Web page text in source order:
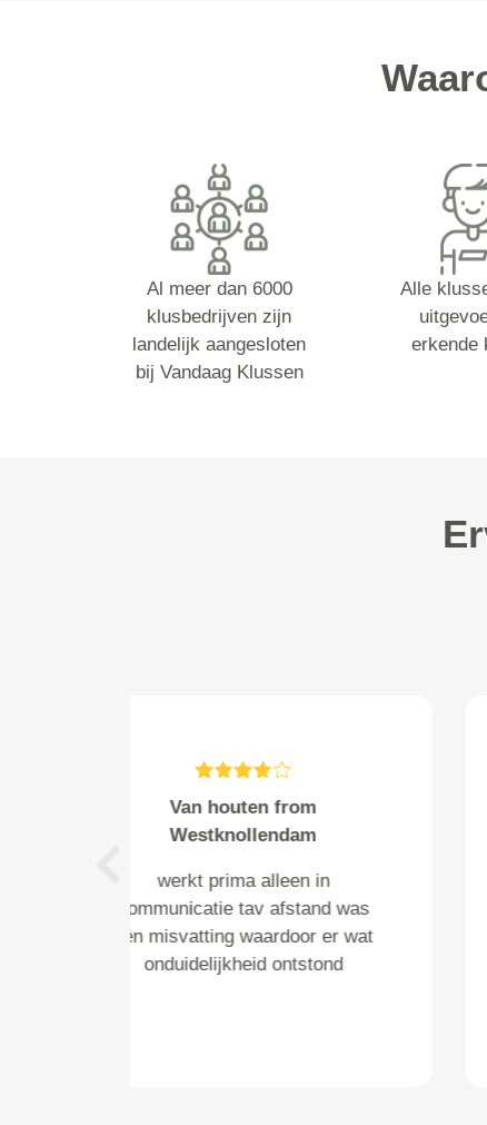
Al meer dan 6000
klusbedrijven zijn
landelijk aangesloten
bij Vandaag Klussen
Alle
erkende
PJS from Amsterdam
opgehaald volgens afspraak en
bespreking van de bevindingen
met een open en eerlijk advies.
Een aanrader voor IEDEREEN!
Previous